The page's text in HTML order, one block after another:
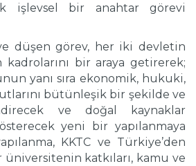
işlevsel bir anahtar görevi
düşen görev, her iki devletin
bir araya getirerek;
yanı sıra ekonomik, hukuki,
bütünleşik bir şekilde ve
ve doğal kaynaklar
yeni bir yapılanmaya
KKTC ve Türkiye’den
katkıları, kamu ve